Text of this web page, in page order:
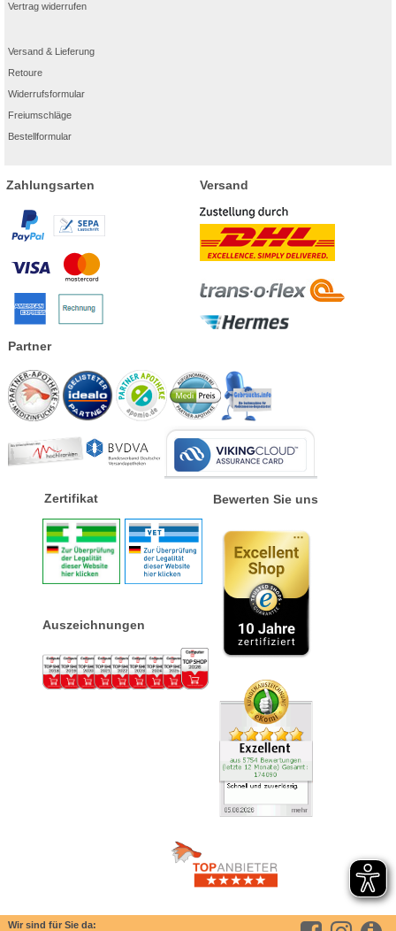
Vertrag widerrufen
Versand & Lieferung
Retoure
Widerrufsformular
Freiumschläge
Bestellformular
Zahlungsarten Versand
Partner
Zertifikat
Auszeichnungen
Bewerten Sie uns
Wir sind für Sie da: